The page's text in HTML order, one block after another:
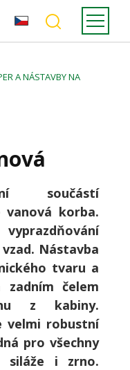
A NÁSTAVBY NA
součástí
vanová korba.
Nástavba
tvaru a
zadním čelem
z kabiny.
velmi robustní
pro všechny
siláže i zrno.